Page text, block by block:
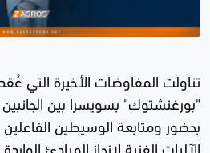
تناولت المفاوضات الأخيرة التي
"بورغنشتوك" بسويسرا بين الجانبين
بحضور ومتابعة الوسيطين
الآليات الفنية لإنجاز المبادئ